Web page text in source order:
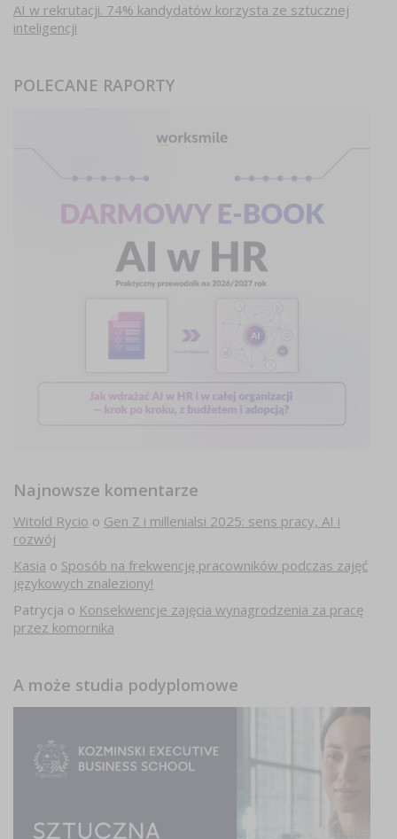
AI w rekrutacji. 74% kandydatów korzysta ze sztucznej
inteligencji
POLECANE RAPORTY
Najnowsze komentarze
Witold Rycio o Gen Z i millenialsi 2025: sens pracy, AI i
rozwój
Kasia o Sposób na frekwencję pracowników podczas zajęć
językowych znaleziony!
Patrycja o Konsekwencje zajęcia wynagrodzenia za pracę
przez komornika
A może studia podyplomowe